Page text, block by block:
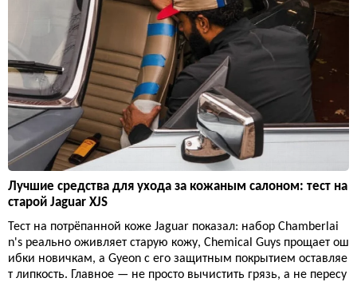
Лучшие средства для ухода за кожаным салоном: тест на
старой Jaguar XJS
Тест на потрёпанной коже Jaguar показал: набор Chamberlai
n's реально оживляет старую кожу, Chemical Guys прощает ош
ибки новичкам, а Gyeon с его защитным покрытием оставляе
т липкость. Главное — не просто вычистить грязь, а не пересу